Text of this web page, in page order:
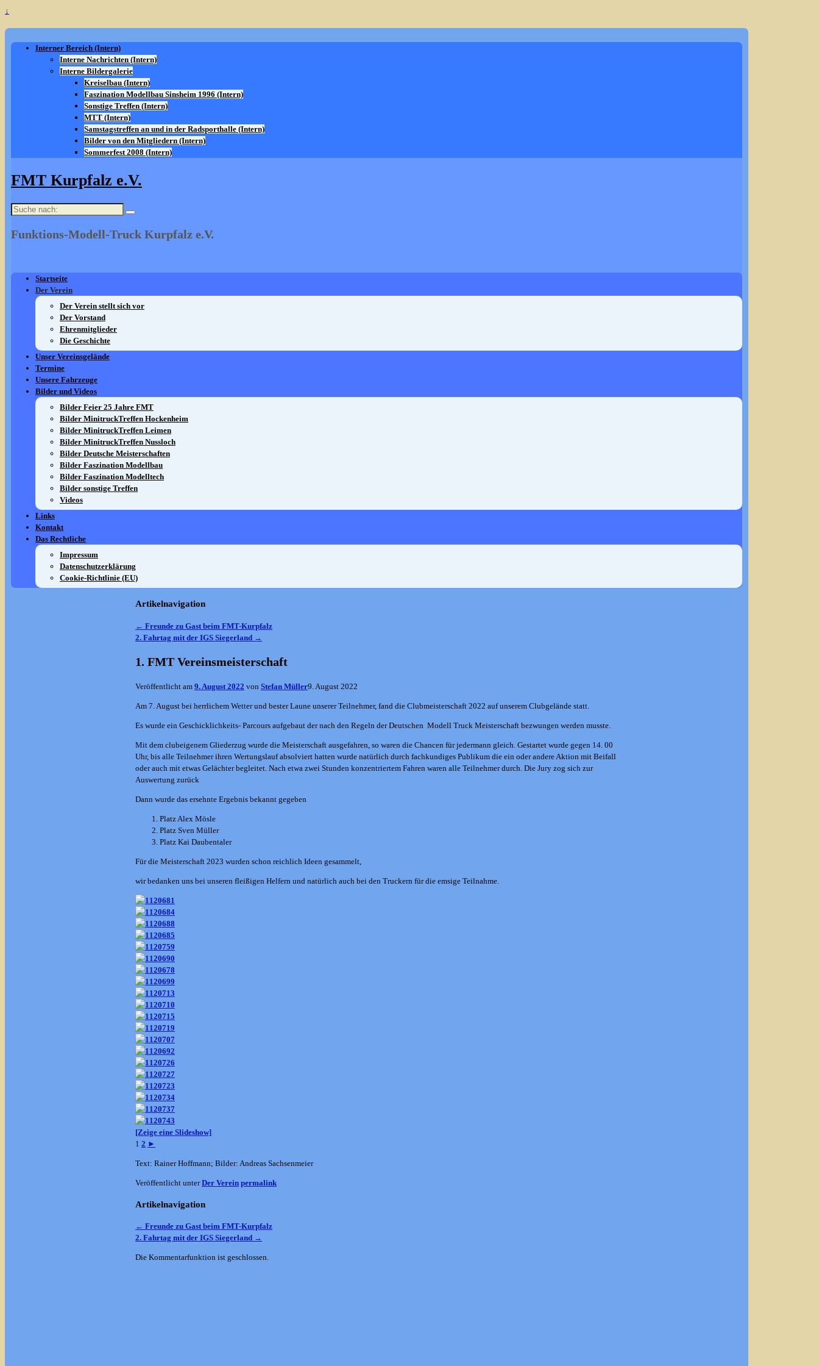
↓
Interner Bereich (Intern)
Interne Nachrichten (Intern)
Interne Bildergalerie
Kreiselbau (Intern)
Faszination Modellbau Sinsheim 1996 (Intern)
Sonstige Treffen (Intern)
MTT (Intern)
Samstagstreffen an und in der Radsporthalle (Intern)
Bilder von den Mitgliedern (Intern)
Sommerfest 2008 (Intern)
FMT Kurpfalz e.V.
Suche
Funktions-Modell-Truck Kurpfalz e.V.
Startseite
Der Verein
Der Verein stellt sich vor
Der Vorstand
Ehrenmitglieder
Die Geschichte
Unser Vereinsgelände
Termine
Unsere Fahrzeuge
Bilder und Videos
Bilder Feier 25 Jahre FMT
Bilder MinitruckTreffen Hockenheim
Bilder MinitruckTreffen Leimen
Bilder MinitruckTreffen Nussloch
Bilder Deutsche Meisterschaften
Bilder Faszination Modellbau
Bilder Faszination Modelltech
Bilder sonstige Treffen
Videos
Links
Kontakt
Das Rechtliche
Impressum
Datenschutzerklärung
Cookie-Richtlinie (EU)
Artikelnavigation
← Freunde zu Gast beim FMT-Kurpfalz
2. Fahrtag mit der IGS Siegerland →
1. FMT Vereinsmeisterschaft
Veröffentlicht am 9. August 2022 von Stefan Müller9. August 2022
Am 7. August bei herrlichem Wetter und bester Laune unserer Teilnehmer, fand die Clubmeisterschaft 2022 auf unserem Clubgelände statt.
Es wurde ein Geschicklichkeits- Parcours aufgebaut der nach den Regeln der Deutschen Modell Truck Meisterschaft bezwungen werden musste.
Mit dem clubeigenem Gliederzug wurde die Meisterschaft ausgefahren, so waren die Chancen für jedermann gleich. Gestartet wurde gegen 14. 00
Uhr, bis alle Teilnehmer ihren Wertungslauf absolviert hatten wurde natürlich durch fachkundiges Publikum die ein oder andere Aktion mit Beifall
oder auch mit etwas Gelächter begleitet. Nach etwa zwei Stunden konzentriertem Fahren waren alle Teilnehmer durch. Die Jury zog sich zur
Auswertung zurück
Dann wurde das ersehnte Ergebnis bekannt gegeben
Platz Alex Mösle
Platz Sven Müller
Platz Kai Daubentaler
Für die Meisterschaft 2023 wurden schon reichlich Ideen gesammelt,
wir bedanken uns bei unseren fleißigen Helfern und natürlich auch bei den Truckern für die emsige Teilnahme.
[Zeige eine Slideshow]
1 2 ►
Text: Rainer Hoffmann; Bilder: Andreas Sachsenmeier
Veröffentlicht unter Der Verein permalink
Artikelnavigation
← Freunde zu Gast beim FMT-Kurpfalz
2. Fahrtag mit der IGS Siegerland →
Die Kommentarfunktion ist geschlossen.